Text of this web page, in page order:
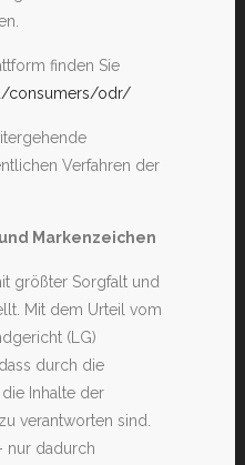
finden Sie
consumers/odr/
Verfahren der
Markenzeichen
größter Sorgfalt und
Mit dem Urteil vom
(LG)
durch die
Inhalte der
verantworten sind.
nur dadurch